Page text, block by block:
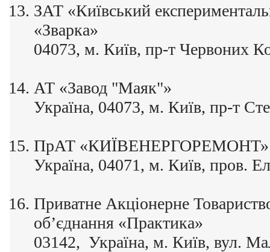
ЗАТ «Київський
«Зварка»
04073, м. Київ, пр-т Червоних
АТ «Завод "Маяк"»
Україна, 04073, м. Київ, пр-т
ПрАТ «КИЇВЕНЕРГОРЕМОНТ»
Україна, 04071, м. Київ, пров.
Приватне Акціонерне
об’єднання «Практика»
03142, Україна, м. Київ, вул.